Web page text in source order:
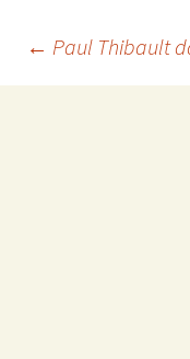
← Paul Thibault